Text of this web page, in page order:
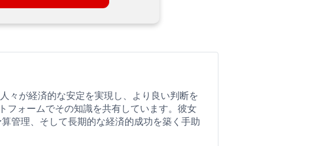
々が経済的な安定を実現し、より良い判断を
フォームでその知識を共有しています。彼女
管理、そして長期的な経済的成功を築く手助